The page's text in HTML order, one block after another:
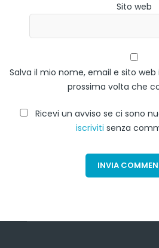
Sito web
Salva il mio nome, email e sito
prossima volta che
Ricevi un avviso se ci sono
iscriviti senza